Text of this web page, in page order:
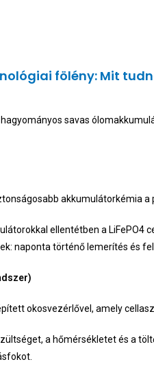
fölény: Mit
savas
akkumulátorkémia a
ellentétben a
naponta történő lemerítés és
okosvezérlővel, amely
a hőmérsékletet és a